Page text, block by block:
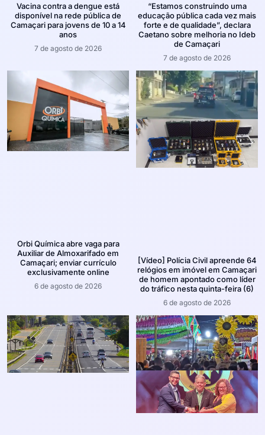
Vacina contra a dengue está
disponível na rede pública de
Camaçari para jovens de 10 a 14
anos
7 de agosto de 2026
“Estamos construindo uma
educação pública cada vez mais
forte e de qualidade”, declara
Caetano sobre melhoria no Ideb
de Camaçari
7 de agosto de 2026
Orbi Química abre vaga para
Auxiliar de Almoxarifado em
Camaçari; enviar currículo
exclusivamente online
6 de agosto de 2026
[Vídeo] Polícia Civil apreende 64
relógios em imóvel em Camaçari
de homem apontado como líder
do tráfico nesta quinta-feira (6)
6 de agosto de 2026